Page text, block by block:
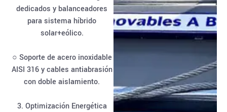
dedicados y balanceadores
para sistema híbrido
solar+eólico.
○ Soporte de acero inoxidable
AISI 316 y cables antiabrasión
con doble aislamiento.
3. Optimización Energética